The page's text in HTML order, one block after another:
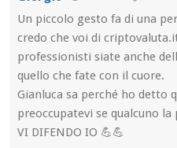
Un piccolo gesto fa di una
credo che voi di
professionisti siate anche
quello che fate con il cuore.
Gianluca sa perché ho
preoccupatevi se qualcuno la
VI DIFENDO IO 💪💪